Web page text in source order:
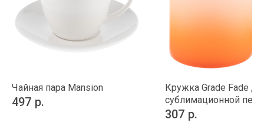
Чайная пара Mansion
497 р.
Кружка Grade Fade
сублимационной
307 р.